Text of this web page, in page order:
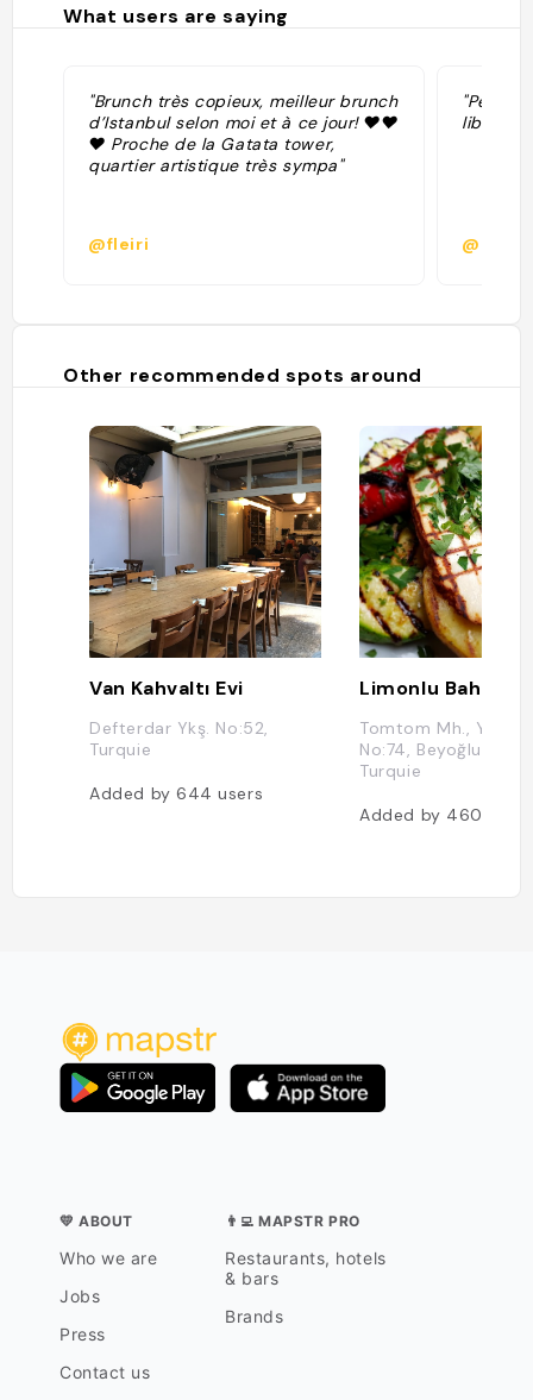
What users are saying
"Brunch très copieux, meilleur brunch
d’Istanbul selon moi et à ce jour! ❤️❤️
❤️ Proche de la Gatata tower,
quartier artistique très sympa"
@fleiri
"Petit
libanais
Other recommended spots around
Van Kahvaltı Evi
Defterdar Ykş. No:52,
Turquie
Added by644users
Limonlu Bahçe
Tomtom Mh., Yeni
No:74, Beyoğlu,
Turquie
Added by 460
💛 ABOUT
Who we are
Jobs
Press
Contact us
👨‍💻 MAPSTR PRO
Restaurants, hotels
& bars
Brands